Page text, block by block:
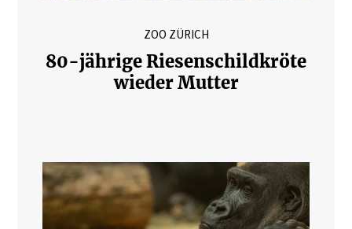
ZOO ZÜRICH
80-jährige Riesenschildkröte
wieder Mutter